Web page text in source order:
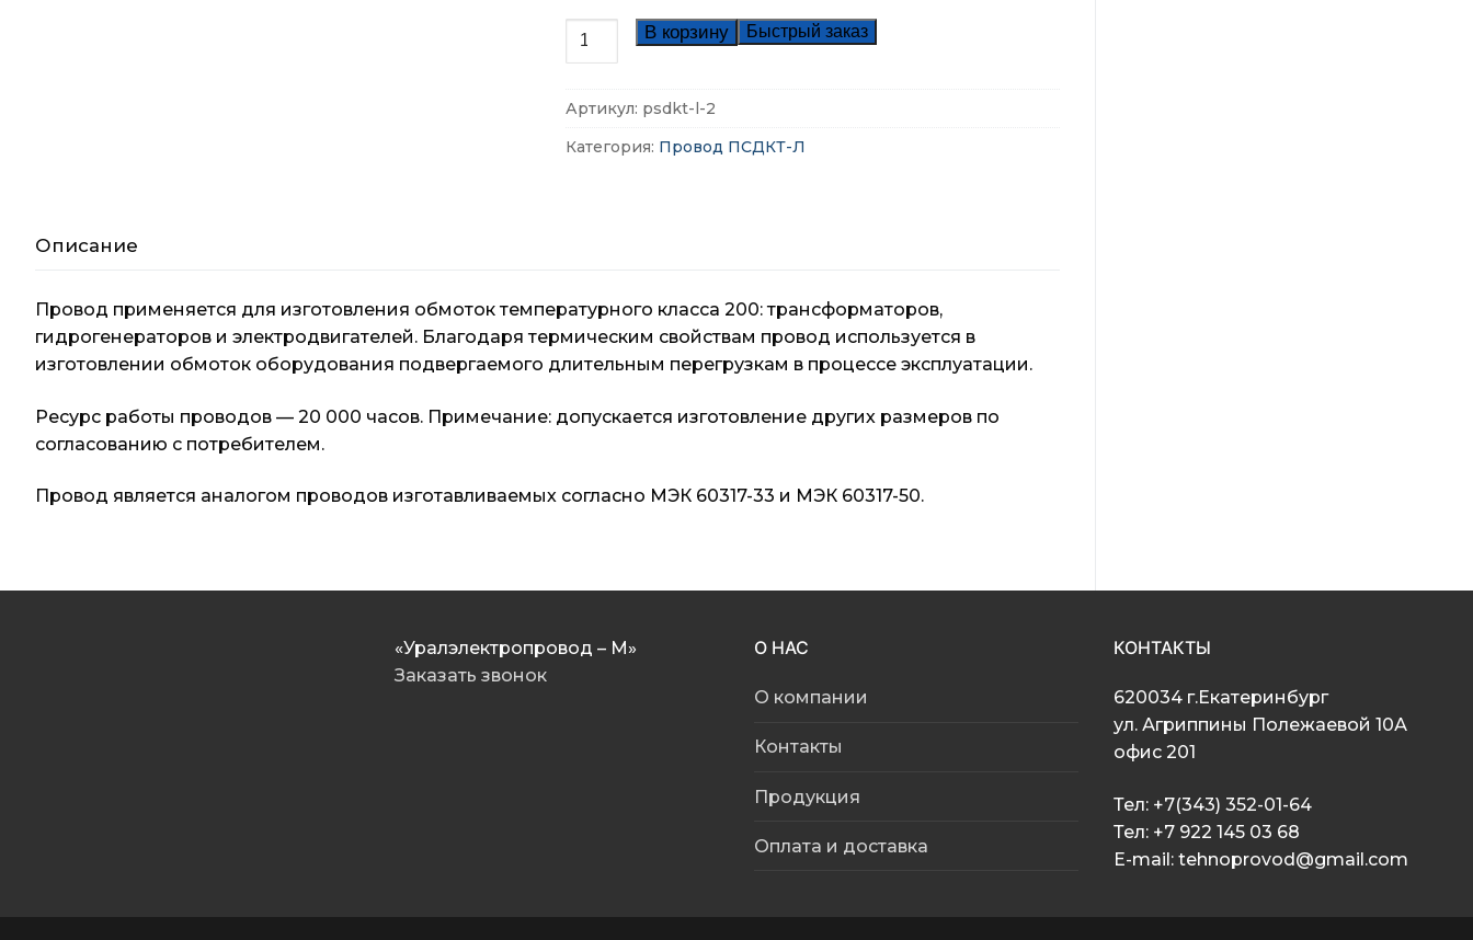
Количество
товара
ПСДКТ-
Л
В корзину Быстрый заказ
Артикул: psdkt-l-2
Категория: Провод ПСДКТ-Л
Описание
Провод применяется для изготовления обмоток температурного класса 200: трансформаторов,
гидрогенераторов и электродвигателей. Благодаря термическим свойствам провод используется в
изготовлении обмоток оборудования подвергаемого длительным перегрузкам в процессе эксплуатации.
Ресурс работы проводов — 20 000 часов. Примечание: допускается изготовление других размеров по
согласованию с потребителем.
Провод является аналогом проводов изготавливаемых согласно МЭК 60317-33 и МЭК 60317-50.
«Уралэлектропровод – М»
Заказать звонок
О НАС
О компании
Контакты
Продукция
Оплата и доставка
КОНТАКТЫ
620034 г.Екатеринбург
ул. Агриппины Полежаевой 10А
офис 201
Тел: +7(343) 352-01-64
Тел: +7 922 145 03 68
E-mail: tehnoprovod@gmail.com